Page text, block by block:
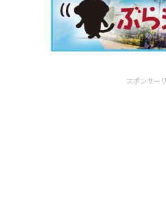
スポンサー